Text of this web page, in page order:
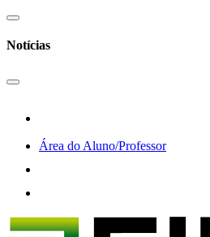
Notícias
Área do Aluno/Professor